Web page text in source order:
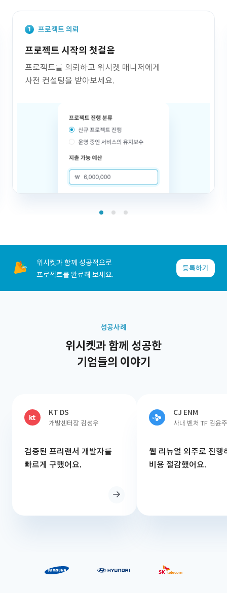
프로젝트 의뢰
프로젝트 시작의 첫걸음
프로젝트를 의뢰하고 위시켓 매니저에게
사전 컨설팅을 받아보세요.
위시켓과 함께 성공적으로
프로젝트를 완료해 보세요.
등록하기
성공사례
위시켓과 함께 성공한
기업들의 이야기
KT DS
개발센터장 김성우
검증된 프리랜서 개발자를
빠르게 구했어요.
CJ ENM
사내 벤처 TF 김윤주
웹 리뉴얼 외주로 진행
비용 절감했어요.